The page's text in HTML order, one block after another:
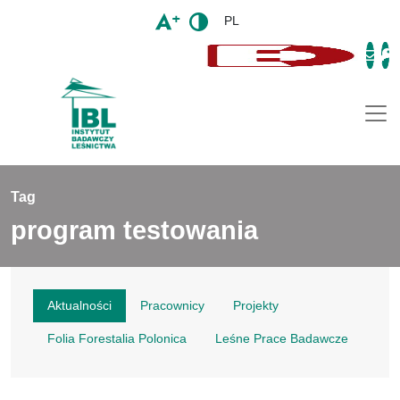
PL
Tag
program testowania
Aktualności Pracownicy Projekty
Folia Forestalia Polonica Leśne Prace Badawcze